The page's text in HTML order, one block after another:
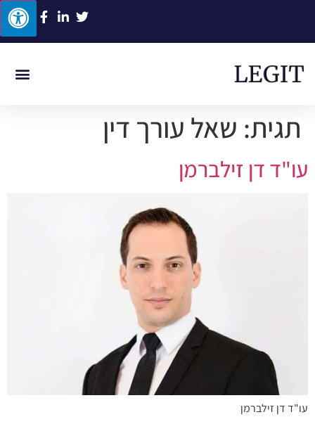
תגית: שאל עורך דין
עו"ד דן זילברמן
עו"ד דן זילברמן